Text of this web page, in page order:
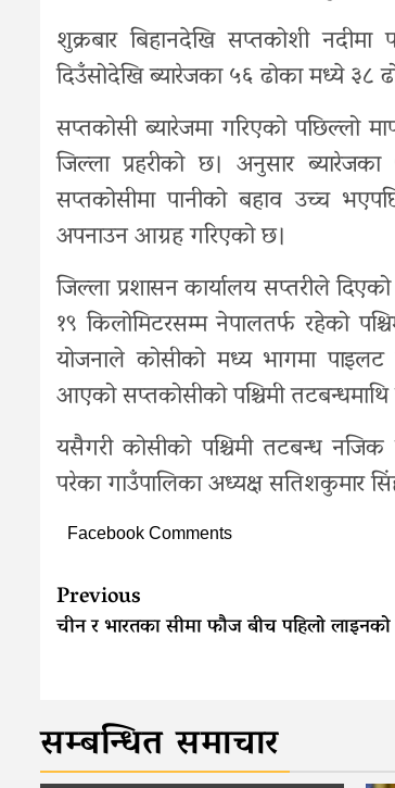
शुक्रबार बिहानदेखि सप्तकोशी
दिउँसोदेखि ब्यारेजका ५६ ढोका मध्ये ३८
सप्तकोसी ब्यारेजमा गरिएको
जिल्ला प्रहरीको छ। अनुसार
सप्तकोसीमा पानीको बहाव उच्च
अपनाउन आग्रह गरिएको छ।
जिल्ला प्रशासन कार्यालय सप्तरीले
१९ किलोमिटरसम्म नेपालतर्फ रहेको
योजनाले कोसीको मध्य भागमा पाइलट
आएको सप्तकोसीको पश्चिमी
यसैगरी कोसीको पश्चिमी तटबन्ध नजिक
परेका गाउँपालिका अध्यक्ष सतिशकुमार
Facebook Comments
Continue
Reading
Previous
चीन र भारतका सीमा फौज बीच पहिलो
सम्बन्धित समाचार